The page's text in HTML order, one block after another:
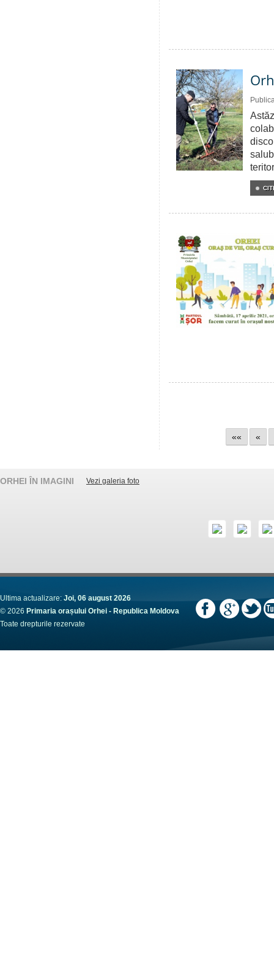
«« «
ORHEI ÎN IMAGINI Vezi galeria foto
Ultima actualizare: Joi, 06 august 2026
© 2026 Primaria orașului Orhei - Republica Moldova
Toate drepturile rezervate